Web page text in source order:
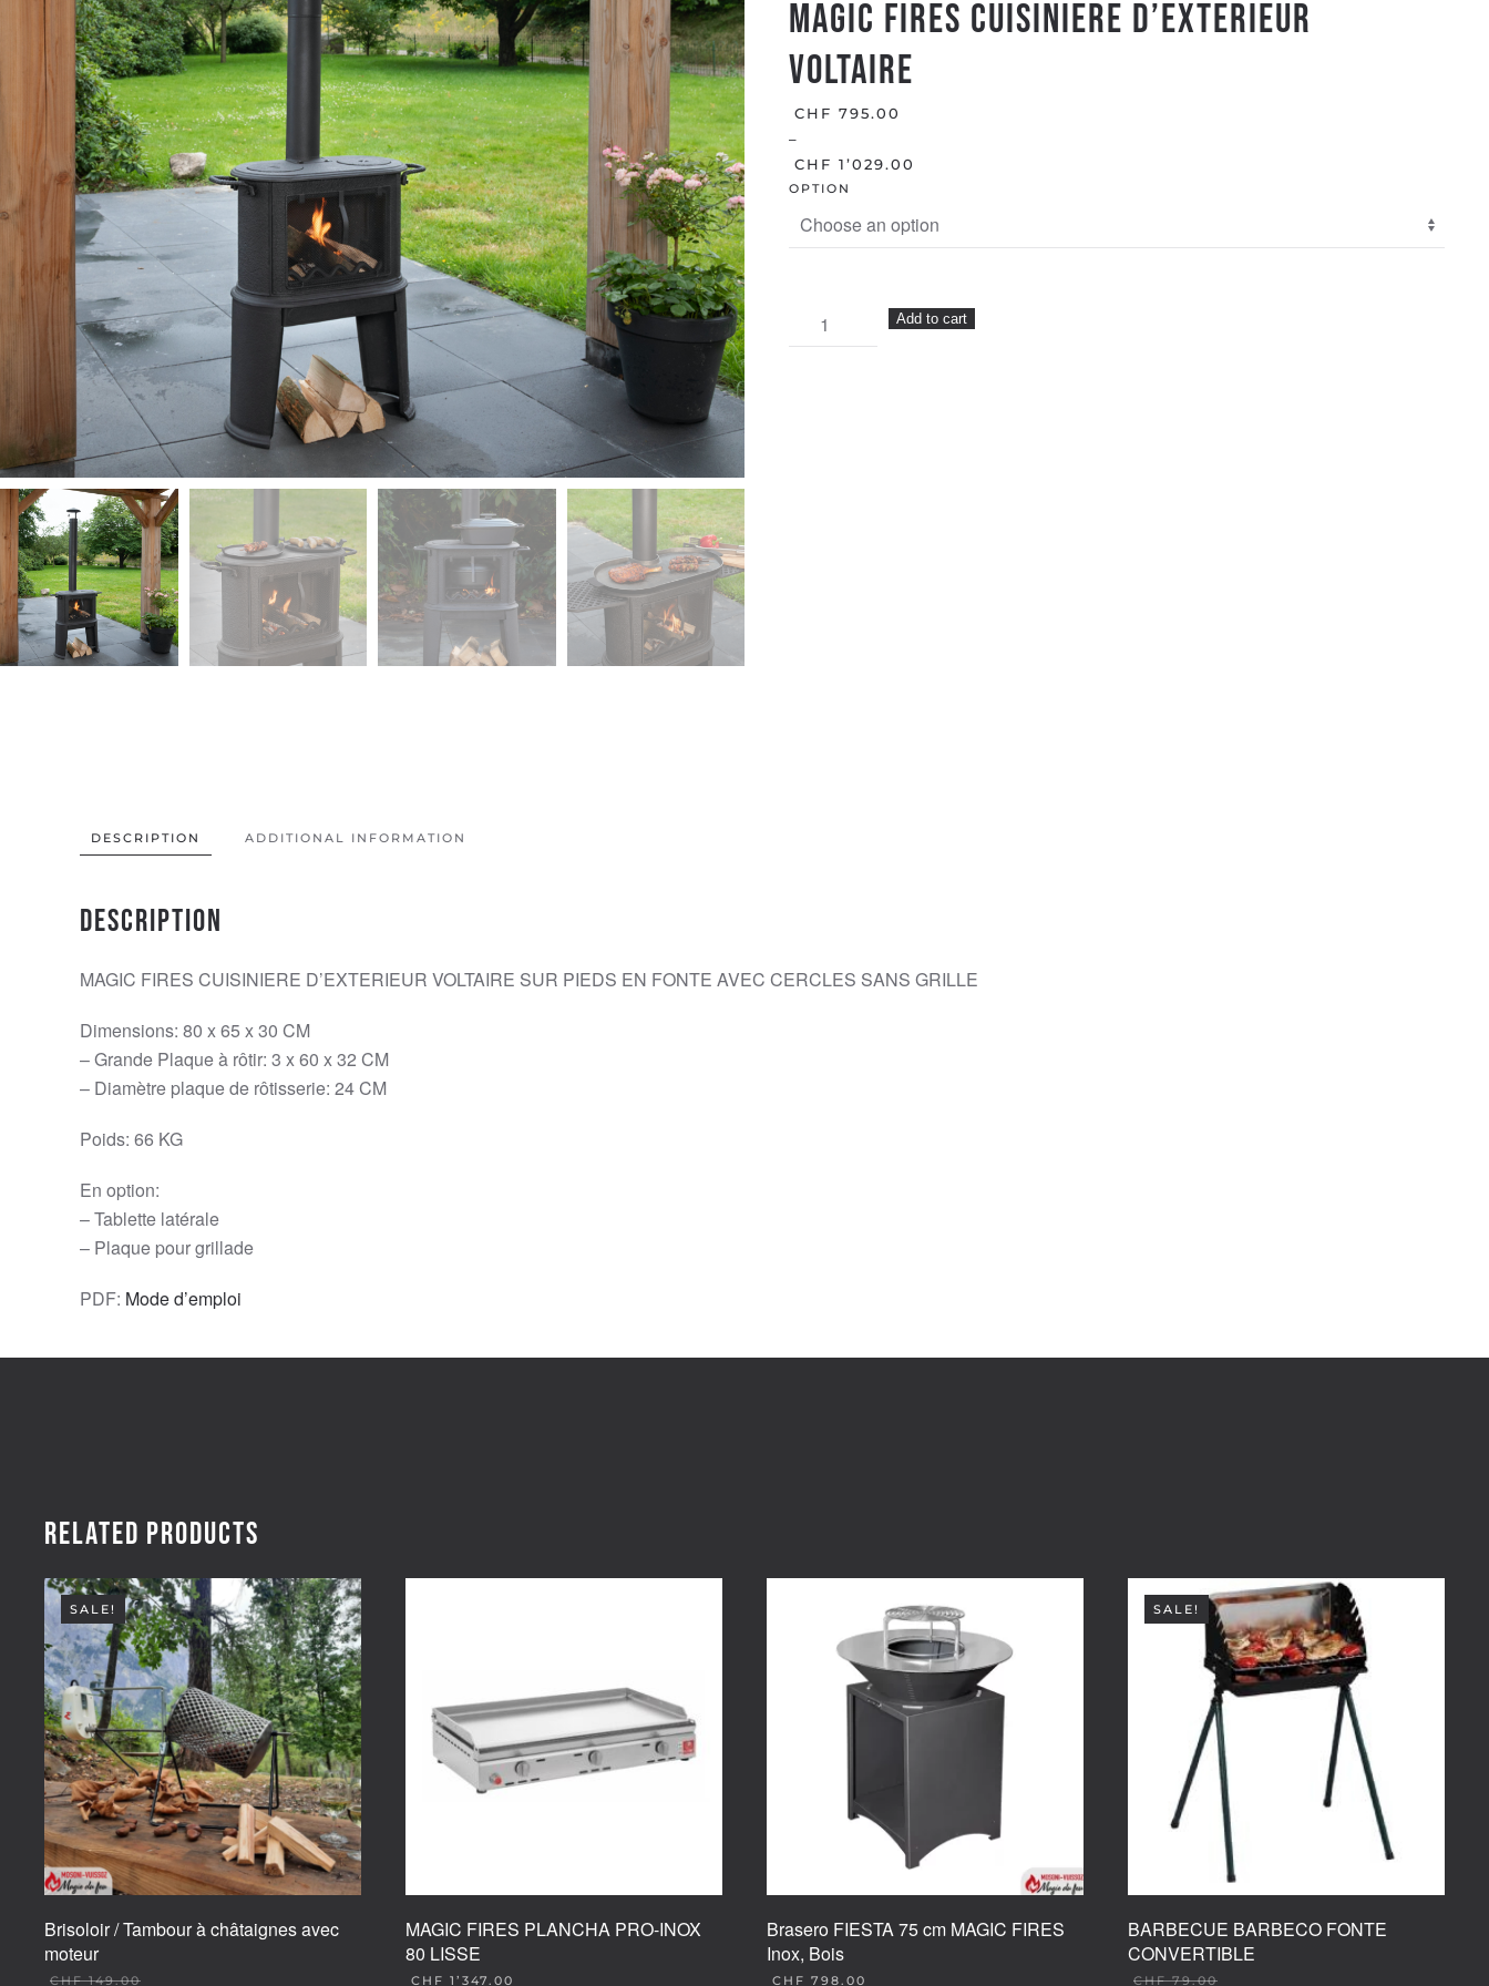
MAGIC FIRES CUISINIERE D’EXTERIEUR
VOLTAIRE
CHF 795.00
–
CHF 1’029.00
OPTION
MAGIC
FIRES
Add to cart
DESCRIPTION ADDITIONAL INFORMATION
Description
MAGIC FIRES CUISINIERE D’EXTERIEUR VOLTAIRE SUR PIEDS EN FONTE AVEC CERCLES SANS GRILLE
Dimensions: 80 x 65 x 30 CM
– Grande Plaque à rôtir: 3 x 60 x 32 CM
– Diamètre plaque de rôtisserie: 24 CM
Poids: 66 KG
En option:
– Tablette latérale
– Plaque pour grillade
PDF: Mode d’emploi
Related products
SALE!
Brisoloir / Tambour à châtaignes avec
moteur
CHF149.00
MAGIC FIRES PLANCHA PRO-INOX
80 LISSE
CHF 1’347.00
Brasero FIESTA 75 cm MAGIC FIRES
Inox, Bois
CHF 798.00
SALE!
BARBECUE BARBECO FONTE
CONVERTIBLE
CHF79.00